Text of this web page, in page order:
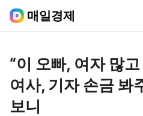
매일경제
“이 오빠, 여자 많
여사, 기자 손금 봐
보니